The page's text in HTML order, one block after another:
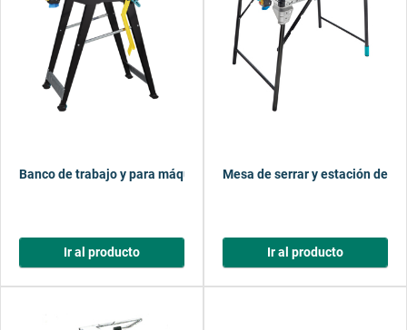
Banco de trabajo y para máquinas MASTER cut 1500
Ir al producto
Mesa de serrar y estación de
Ir al producto